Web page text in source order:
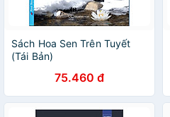
Sách Hoa Sen Trên Tuyết
(Tái Bản)
75.460 đ